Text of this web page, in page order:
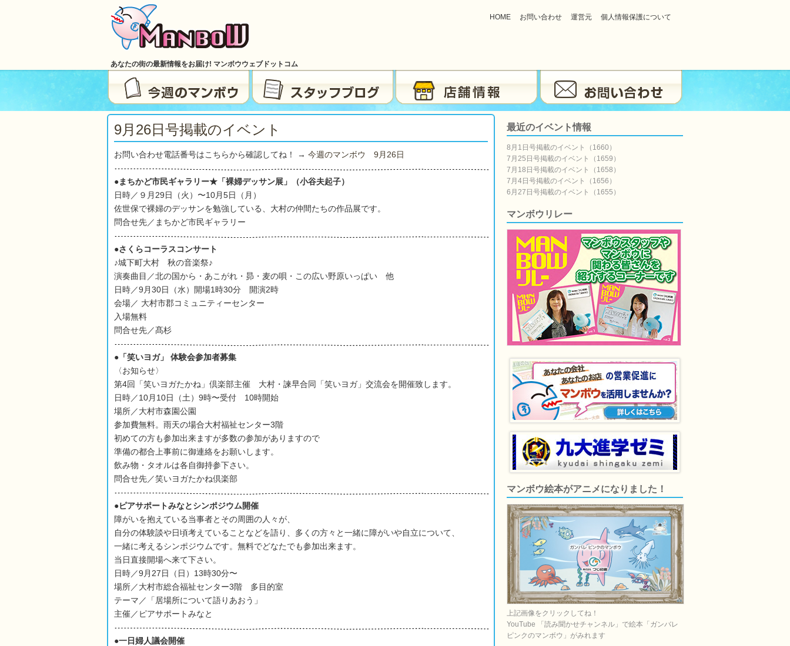
あなたの街の最新情報をお届け! マンボウウェブドットコム
HOME お問い合わせ 運営元 個人情報保護について
9月26日号掲載のイベント
お問い合わせ電話番号はこちらから確認してね！ → 今週のマンボウ 9月26日
●まちかど市民ギャラリー★「裸婦デッサン展」（小谷夫起子）
日時／９月29日（火）〜10月5日（月）
佐世保で裸婦のデッサンを勉強している、大村の仲間たちの作品展です。
問合せ先／まちかど市民ギャラリー
●さくらコーラスコンサート
♪城下町大村 秋の音楽祭♪
演奏曲目／北の国から・あこがれ・昴・麦の唄・この広い野原いっぱい 他
日時／9月30日（水）開場1時30分 開演2時
会場／ 大村市郡コミュニティーセンター
入場無料
問合せ先／髙杉
●「笑いヨガ」 体験会参加者募集
〈お知らせ〉
第4回「笑いヨガたかね」倶楽部主催 大村・諫早合同「笑いヨガ」交流会を開催致します。
日時／10月10日（土）9時〜受付 10時開始
場所／大村市森園公園
参加費無料。雨天の場合大村福祉センター3階
初めての方も参加出来ますが多数の参加がありますので
準備の都合上事前に御連絡をお願いします。
飲み物・タオルは各自御持参下さい。
問合せ先／笑いヨガたかね倶楽部
●ピアサポートみなとシンポジウム開催
障がいを抱えている当事者とその周囲の人々が、
自分の体験談や日頃考えていることなどを語り、多くの方々と一緒に障がいや自立について、
一緒に考えるシンポジウムです。無料でどなたでも参加出来ます。
当日直接開場へ来て下さい。
日時／9月27日（日）13時30分〜
場所／大村市総合福祉センター3階 多目的室
テーマ／「居場所について語りあおう」
主催／ピアサポートみなと
●一日婦人議会開催
最近のイベント情報
8月1日号掲載のイベント（1660）
7月25日号掲載のイベント（1659）
7月18日号掲載のイベント（1658）
7月4日号掲載のイベント（1656）
6月27日号掲載のイベント（1655）
マンボウリレー
マンボウ絵本がアニメになりました！
上記画像をクリックしてね！
YouTube 「読み聞かせチャンネル」で絵本「ガンバレ
ピンクのマンボウ」がみれます